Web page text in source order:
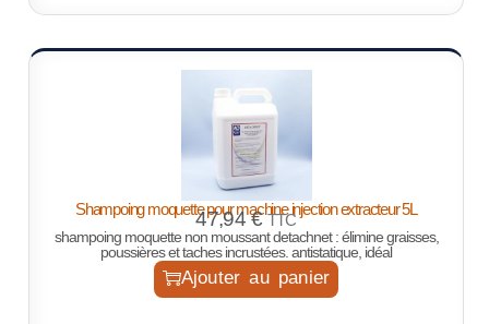
Shampoing moquette pour machine injection extracteur 5L
47,94€ TTC
shampoing moquette non moussantdetachnet: élimine graisses,
poussières et taches incrustées. antistatique, idéal
Ajouter au panier